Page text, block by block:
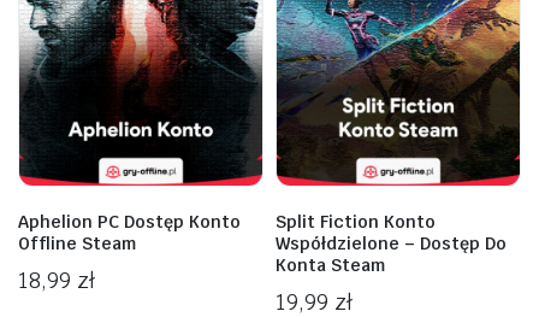
Aphelion PC Dostęp Konto
Offline Steam
18,99 zł
Split Fiction Konto
Współdzielone – Dostęp Do
Konta Steam
19,99 zł